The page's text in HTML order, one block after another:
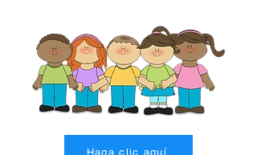
Haga clic aquí